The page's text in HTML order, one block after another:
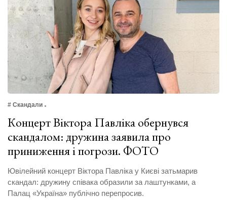
# Скандали
Концерт Віктора Павліка обернувся
скандалом: дружина заявила про
приниження і погрози. ФОТО
Ювілейний концерт Віктора Павліка у Києві затьмарив
скандал: дружину співака образили за лаштунками, а
Палац «Україна» публічно перепросив.